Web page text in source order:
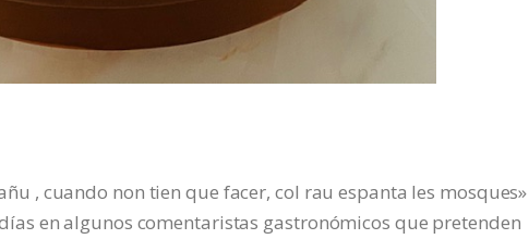
, cuando non tien que facer, col rau espanta les
en algunos comentaristas gastronómicos que pretenden